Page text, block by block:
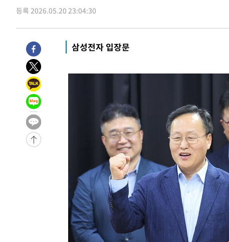
태
-21057초 전 >입추에도 극한더위…서울 낮 39도 '폭염중대경보'
-16021초 전 >이란, 호르무즈서 "적국 목표물들"과 대치로 남부 케슘섬
례 큰 폭발음
-14736초 전 >
[속보]美, 폴리실리콘 수입 규제…파생제품 15% 관세, 120
발효
-12887초 전 >
-10587초 전 >
[속보] 뉴욕증시, 일제 하락 마감…나스닥 0.06%↓
-31785초 전 >
[속보]'채상병 순직 책임' 임성근, 항소심도 징역 3년
-31651초 전 >
[속보]종합특검, '관저이전 봐주기 감사' 유병호 구속기소
-28251초 전 >
민주 콩고 에볼라환자 4천명 돌파, 4053명 발생 1850명
-27501초 전 >
[속보]'300억원대 사기 혐의' 차가원 대표 구속 송치
-26695초 전 >
"미 전국적 살모네라 식중독 원인은 멕시코산 할라피뇨"--
[속보]경찰·노동부, HL만도 평택사업장 끼임 사망 관련
[속보]합수본, '투표율 허위 입력' 중앙·서울·경기도 선관
[속보]원·달러 환율, 오전 9시 1423.8원
[속보]삼성전자·SK하이닉스 동반 강보합…1%대 상승 출
[속보]코스닥, 5.95포인트(0.74%) 상승한 807.62개장
[속보]코스피, 6300선 재탈환…1.09% 오른 6365.07 개장
시리아 다마스쿠스 교외에서 미니버스 폭발.. 14명 부상,
등록 2026.05.20 23:04:30
삼성전자 입장문